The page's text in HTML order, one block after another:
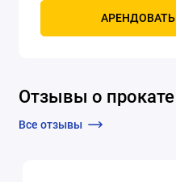
АРЕНДОВАТЬ
Отзывы о прокате
Все отзывы